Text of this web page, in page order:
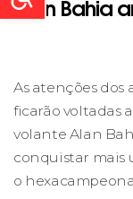
Alan Bahia
As atenções dos
ficarão voltadas
volante Alan
conquistar mais
o